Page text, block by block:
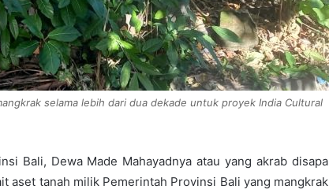
selama lebih dari dua dekade untuk proyek India Cultural
Bali, Dewa Made Mahayadnya atau yang akrab disapa
aset tanah milik Pemerintah Provinsi Bali yang mangkrak